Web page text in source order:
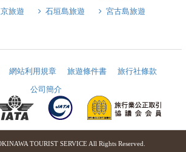
旅遊 石垣島旅遊
宮古島旅遊
網站利用規章 旅遊條件書
旅行社條款
公司簡介
TOURIST SERVICE All Rights Reserved.